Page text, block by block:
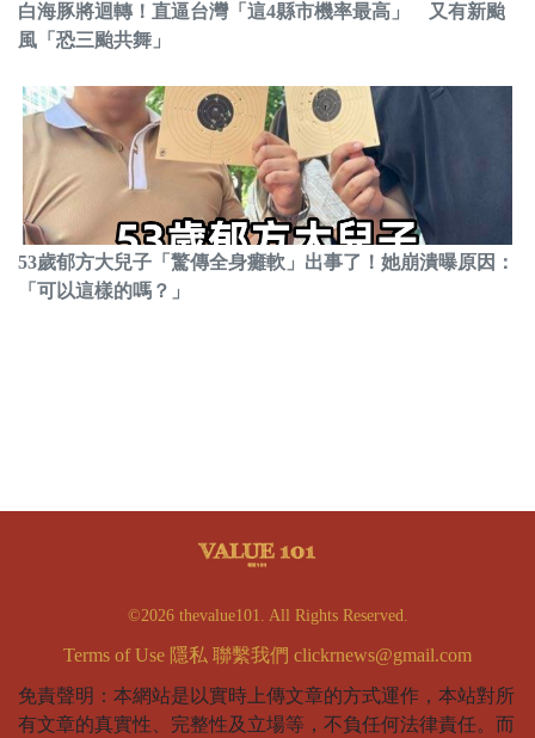
白海豚將迴轉！直逼台灣「這4縣市機率最高」 又有新颱
風「恐三颱共舞」
53歲郁方大兒子「驚傳全身癱軟」出事了！她崩潰曝原因：
「可以這樣的嗎？」
©2026 thevalue101. All Rights Reserved.
Terms of Use 隱私 聯繫我們 clickrnews@gmail.com
免責聲明：本網站是以實時上傳文章的方式運作，本站對所
有文章的真實性、完整性及立場等，不負任何法律責任。而